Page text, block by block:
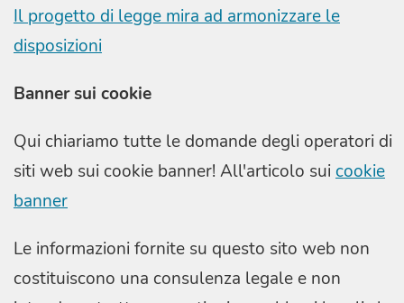
Il progetto di legge mira ad armonizzare le
disposizioni
Banner sui cookie
Qui chiariamo tutte le domande degli operatori di
siti web sui cookie banner! All'articolo sui cookie
banner
Le informazioni fornite su questo sito web non
costituiscono una consulenza legale e non